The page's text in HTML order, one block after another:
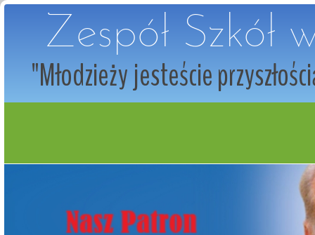
Zespół Szkół
"Młodzieży jesteście